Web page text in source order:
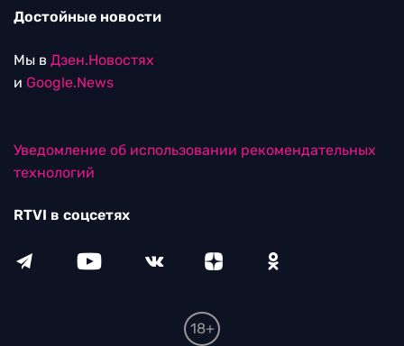
Достойные новости
Мы в Дзен.Новостях
и Google.News
Уведомление об использовании рекомендательных
технологий
RTVI в соцсетях
18+